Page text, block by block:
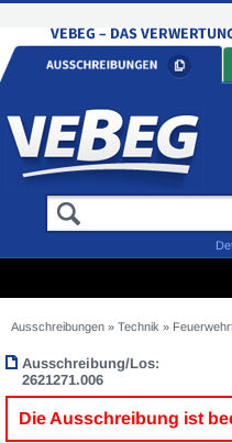
Ausschreibungen » Technik »
Ausschreibung/Los:
2621271.006
Die Ausschreibung ist